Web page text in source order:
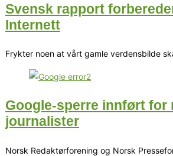
Svensk rapport
Internett
Frykter noen at vårt gamle verdensbilde
Google-sperre innført for
journalister
Norsk Redaktørforening og Norsk